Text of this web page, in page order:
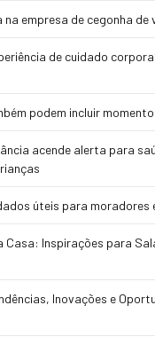
empresa de cegonha de
de cuidado
podem incluir
acende alerta para
úteis para moradores
Casa: Inspirações para
Inovações e